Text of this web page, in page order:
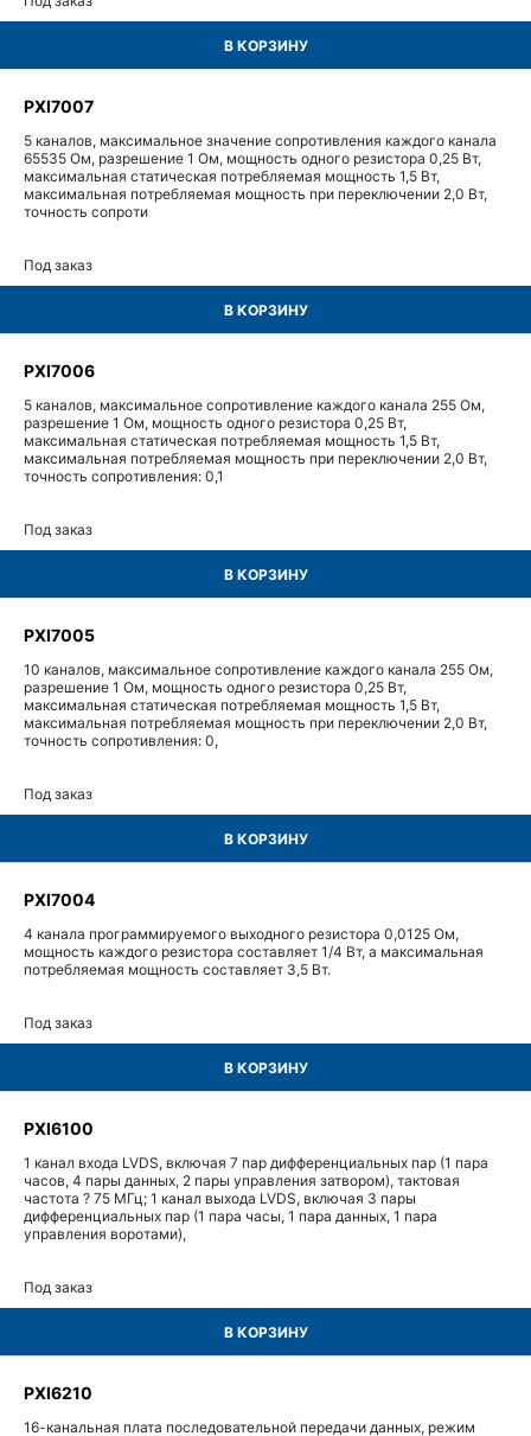
В КОРЗИНУ
PXI7007
5 каналов, максимальное значение сопротивления каждого канала
65535 Ом, разрешение 1 Ом, мощность одного резистора 0,25 Вт,
максимальная статическая потребляемая мощность 1,5 Вт,
максимальная потребляемая мощность при переключении 2,0 Вт,
точность сопроти
Под заказ
В КОРЗИНУ
PXI7006
5 каналов, максимальное сопротивление каждого канала 255 Ом,
разрешение 1 Ом, мощность одного резистора 0,25 Вт,
максимальная статическая потребляемая мощность 1,5 Вт,
максимальная потребляемая мощность при переключении 2,0 Вт,
точность сопротивления: 0,1
Под заказ
В КОРЗИНУ
PXI7005
10 каналов, максимальное сопротивление каждого канала 255 Ом,
разрешение 1 Ом, мощность одного резистора 0,25 Вт,
максимальная статическая потребляемая мощность 1,5 Вт,
максимальная потребляемая мощность при переключении 2,0 Вт,
точность сопротивления: 0,
Под заказ
В КОРЗИНУ
PXI7004
4 канала программируемого выходного резистора 0,0125 Ом,
мощность каждого резистора составляет 1/4 Вт, а максимальная
потребляемая мощность составляет 3,5 Вт.
Под заказ
В КОРЗИНУ
PXI6100
1 канал входа LVDS, включая 7 пар дифференциальных пар (1 пара
часов, 4 пары данных, 2 пары управления затвором), тактовая
частота ? 75 МГц; 1 канал выхода LVDS, включая 3 пары
дифференциальных пар (1 пара часы, 1 пара данных, 1 пара
управления воротами),
Под заказ
В КОРЗИНУ
PXI6210
16-канальная плата последовательной передачи данных, режим